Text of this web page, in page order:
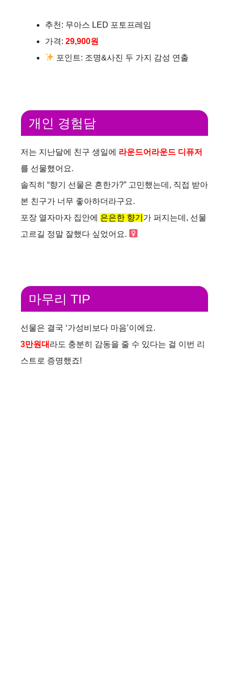
추천: 무아스 LED 포토프레임
가격: 29,900원
포인트: 조명&사진 두 가지 감성 연출
개인 경험담
저는 지난달에 친구 생일에 라운드어라운드 디퓨저
를 선물했어요.
솔직히 “향기 선물은 흔한가?” 고민했는데, 직접 받아
본 친구가 너무 좋아하더라구요.
포장 열자마자 집안에 은은한 향기 가 퍼지는데, 선물
고르길 정말 잘했다 싶었어요. ‍
마무리 TIP
선물은 결국 ‘가성비보다 마음’이에요.
3만원대 라도 충분히 감동을 줄 수 있다는 걸 이번 리
스트로 증명했죠!